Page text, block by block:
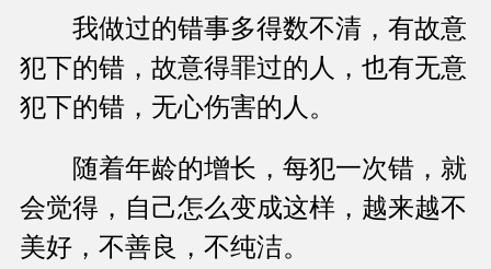
我做过的错事多得数不清，有故意
犯下的错，故意得罪过的人，也有无意
犯下的错，无心伤害的人。
随着年龄的增长，每犯一次错，就
会觉得，自己怎么变成这样，越来越不
美好，不善良，不纯洁。